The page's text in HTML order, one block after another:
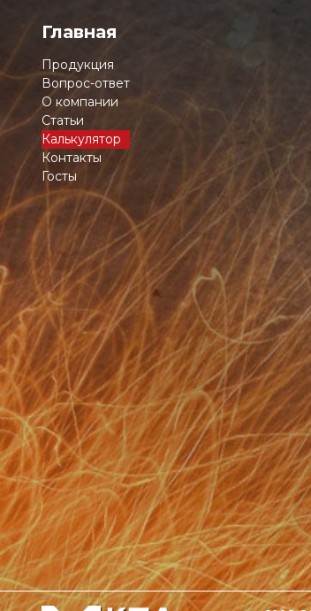
Главная
Продукция
Вопрос-ответ
О компании
Статьи
Калькулятор
Контакты
Госты